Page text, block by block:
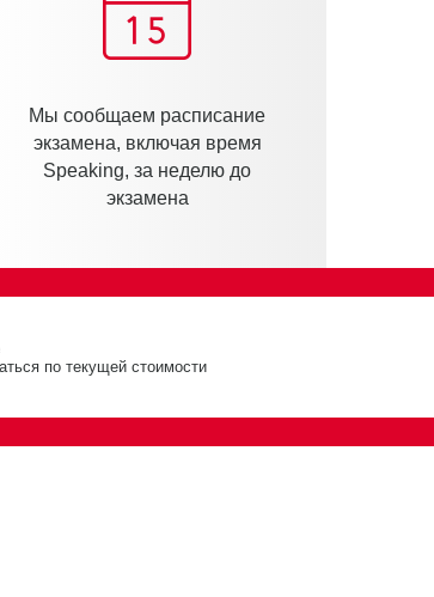
Мы сообщаем расписание
экзамена, включая время
Speaking, за неделю до
экзамена
по текущей стоимости